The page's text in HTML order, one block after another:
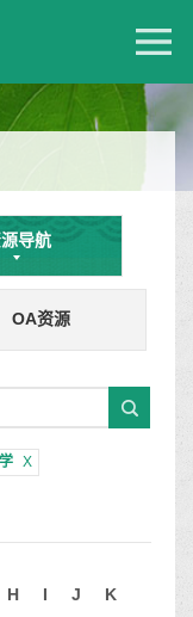
导航
OA资源
X
H I J
K